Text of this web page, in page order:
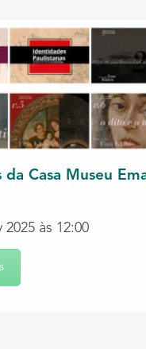
da Casa Museu
2025 às 12:00